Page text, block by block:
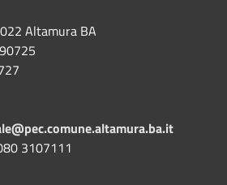
Altamura BA
3107111